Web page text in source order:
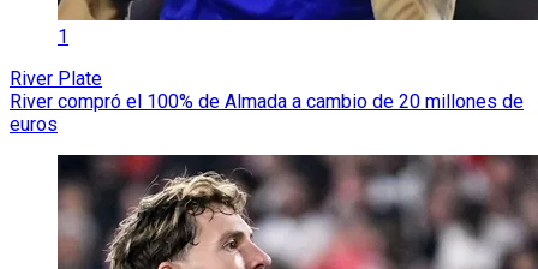
1
River Plate
River compró el 100% de Almada a cambio de 20 millones de
euros